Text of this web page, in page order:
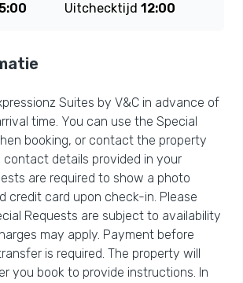
Uitchecktijd 12:00
Suites by V&C in advance of
time. You can use the Special
booking, or contact the property
details provided in your
are required to show a photo
credit card upon check-in. Please
Requests are subject to availability
may apply. Payment before
is required. The property will
you book to provide instructions. In